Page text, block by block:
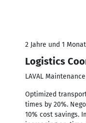
2 Jahre und 1
Logistics
LAVAL
Optimized
times by 20%.
10% cost savings.